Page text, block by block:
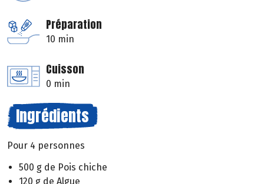
Préparation
10 min
Cuisson
0 min
Ingrédients
Pour 4 personnes
500 g de Pois chiche
120 g de Algue